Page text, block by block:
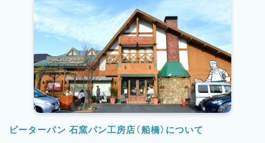
ピーターパン 石窯パン工房店（船橋）について